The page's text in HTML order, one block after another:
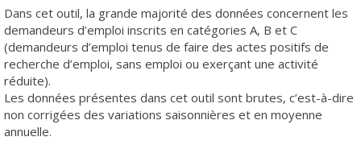
Dans cet outil, la grande majorité des données concernent les
demandeurs d’emploi inscrits en catégories A, B et C
(demandeurs d’emploi tenus de faire des actes positifs de
recherche d’emploi, sans emploi ou exerçant une activité
réduite).
Les données présentes dans cet outil sont brutes, c’est-à-dire
non corrigées des variations saisonnières et en moyenne
annuelle.